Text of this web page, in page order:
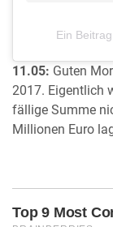
Ein
11.05: Guten
2017. Eigentlich
fällige Summe
Millionen Euro